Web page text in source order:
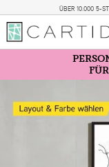
ÜBER 10.000 5-